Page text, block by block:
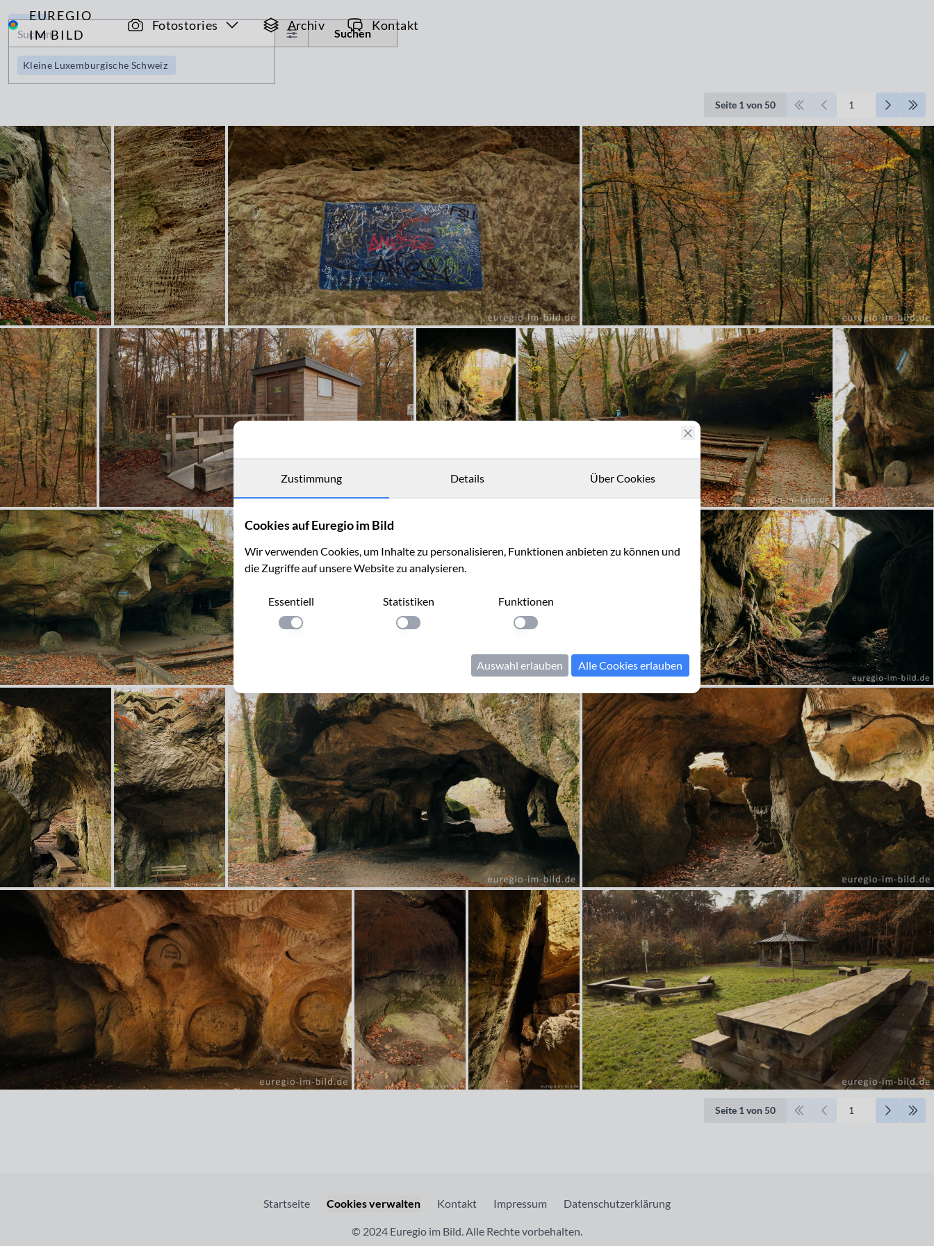
EUREGIO
IM BILD
Fotostories Archiv Kontakt
Archiv
Suchen
Kleine Luxemburgische Schweiz
Seite 1 von 50
Seite 1 von 50
Startseite Cookies verwalten Kontakt Impressum Datenschutzerklärung
© 2024 Euregio im Bild. Alle Rechte vorbehalten.
Zustimmung Details Über Cookies
Cookies auf Euregio im Bild
Wir verwenden Cookies, um Inhalte zu personalisieren, Funktionen anbieten zu können und
die Zugriffe auf unsere Website zu analysieren.
Essentiell
Einstellung anwenden
Statistiken
Einstellung anwenden
Funktionen
Einstellung anwenden
Auswahl erlauben Alle Cookies erlauben